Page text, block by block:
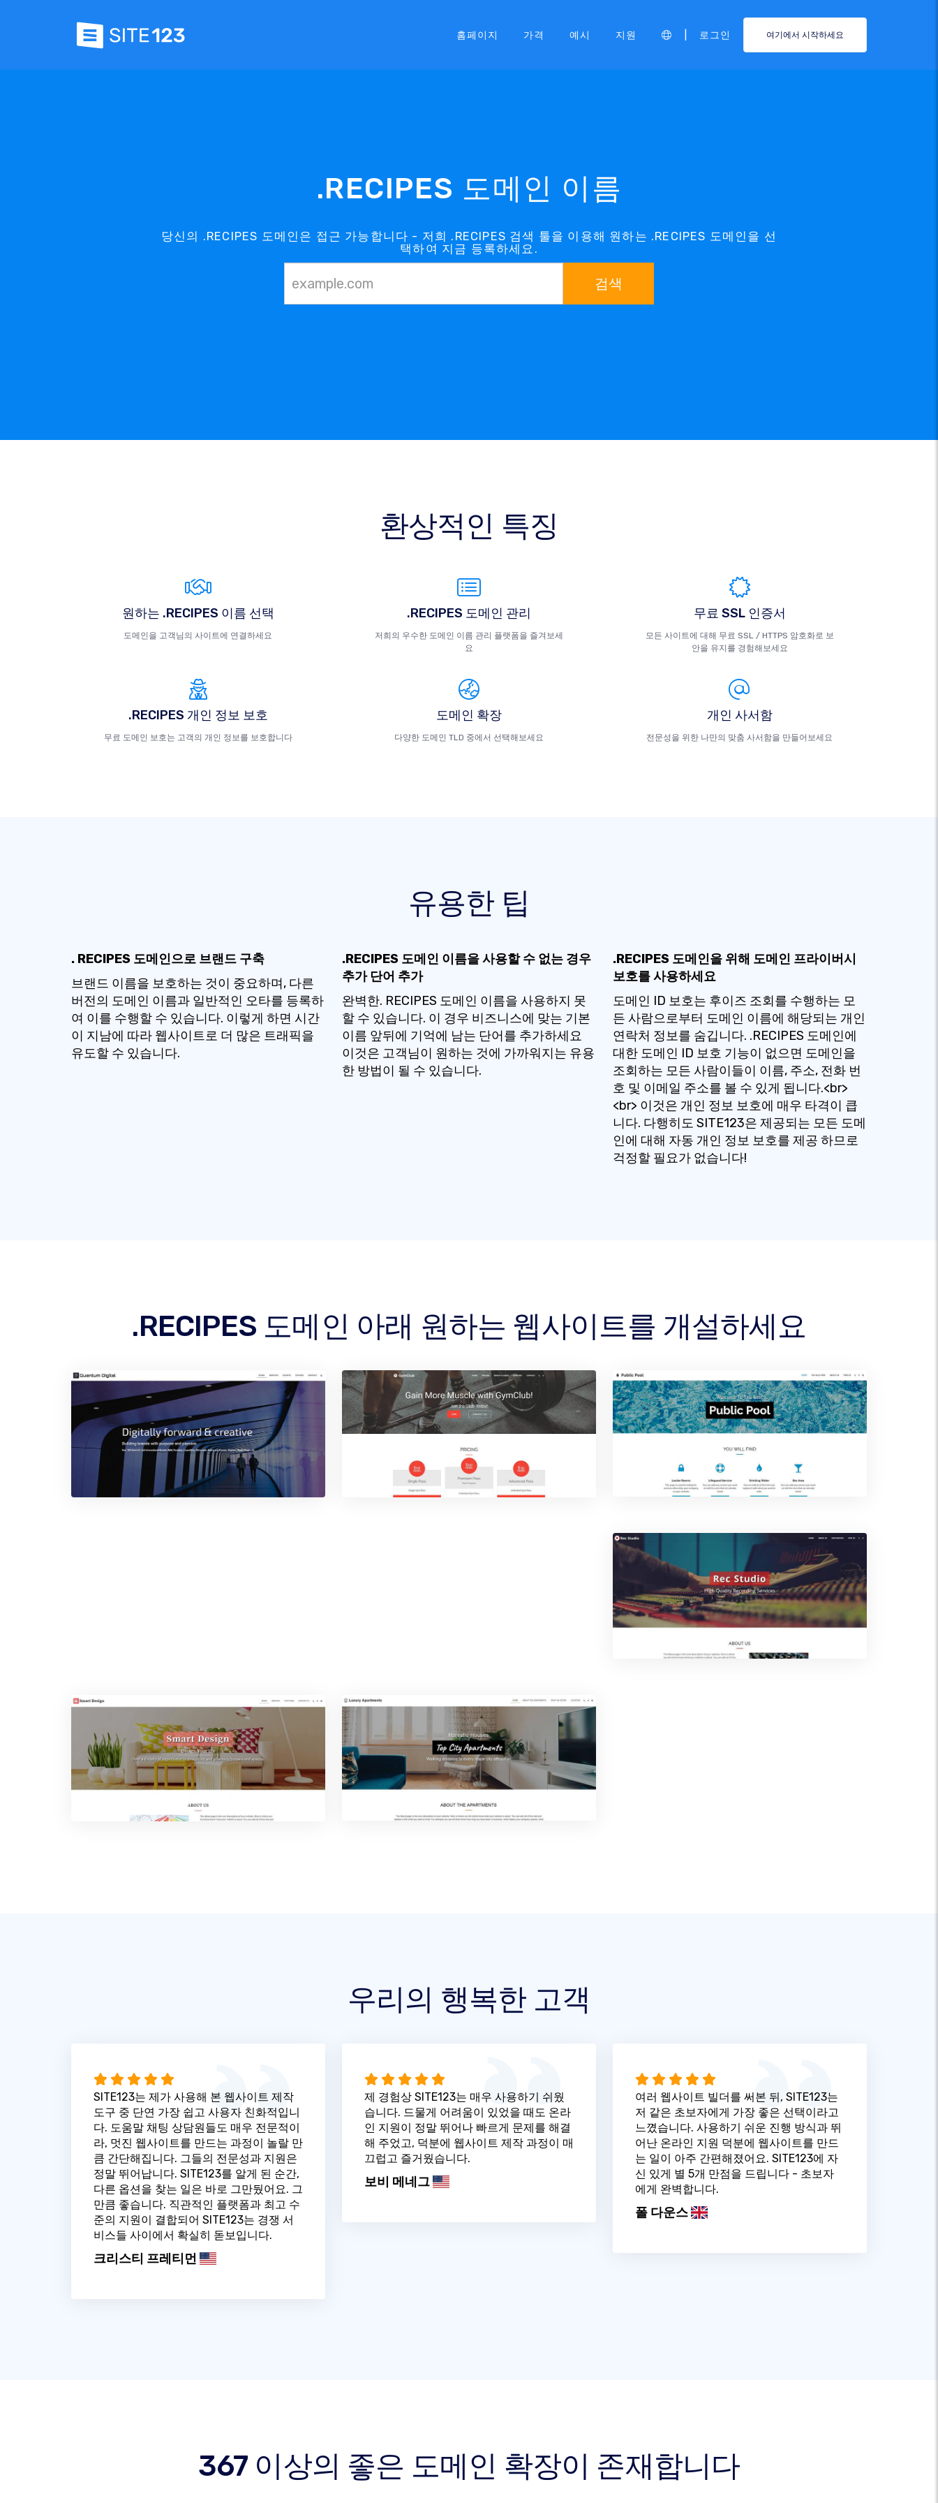
홈페이지 가격 예시 지원 로그인 여기에서 시작하세요
.RECIPES 도메인 이름
당신의 .RECIPES 도메인은 접근 가능합니다 - 저희 .RECIPES 검색 툴을 이용해 원하는 .RECIPES 도메인을 선
택하여 지금 등록하세요.
검색
환상적인 특징
원하는 .RECIPES 이름 선택
도메인을 고객님의 사이트에 연결하세요
.RECIPES 도메인 관리
저희의 우수한 도메인 이름 관리 플랫폼을 즐겨보세
요
무료 SSL 인증서
모든 사이트에 대해 무료 SSL / HTTPS 암호화로 보
안을 유지를 경험해보세요
.RECIPES 개인 정보 보호
무료 도메인 보호는 고객의 개인 정보를 보호합니다
도메인 확장
다양한 도메인 TLD 중에서 선택해보세요
개인 사서함
전문성을 위한 나만의 맞춤 사서함을 만들어보세요
유용한 팁
. RECIPES 도메인으로 브랜드 구축
브랜드 이름을 보호하는 것이 중요하며, 다른
버전의 도메인 이름과 일반적인 오타를 등록하
여 이를 수행할 수 있습니다. 이렇게 하면 시간
이 지남에 따라 웹사이트로 더 많은 트래픽을
유도할 수 있습니다.
.RECIPES 도메인 이름을 사용할 수 없는 경우
추가 단어 추가
완벽한. RECIPES 도메인 이름을 사용하지 못
할 수 있습니다. 이 경우 비즈니스에 맞는 기본
이름 앞뒤에 기억에 남는 단어를 추가하세요
이것은 고객님이 원하는 것에 가까워지는 유용
한 방법이 될 수 있습니다.
.RECIPES 도메인을 위해 도메인 프라이버시
보호를 사용하세요
도메인 ID 보호는 후이즈 조회를 수행하는 모
든 사람으로부터 도메인 이름에 해당되는 개인
연락처 정보를 숨깁니다. .RECIPES 도메인에
대한 도메인 ID 보호 기능이 없으면 도메인을
조회하는 모든 사람이들이 이름, 주소, 전화 번
호 및 이메일 주소를 볼 수 있게 됩니다.<br>
<br> 이것은 개인 정보 보호에 매우 타격이 큽
니다. 다행히도 SITE123은 제공되는 모든 도메
인에 대해 자동 개인 정보 보호를 제공 하므로
걱정할 필요가 없습니다!
.RECIPES 도메인 아래 원하는 웹사이트를 개설하세요
우리의 행복한 고객
SITE123는 제가 사용해 본 웹사이트 제작
도구 중 단연 가장 쉽고 사용자 친화적입니
다. 도움말 채팅 상담원들도 매우 전문적이
라, 멋진 웹사이트를 만드는 과정이 놀랄 만
큼 간단해집니다. 그들의 전문성과 지원은
정말 뛰어납니다. SITE123를 알게 된 순간,
다른 옵션을 찾는 일은 바로 그만뒀어요. 그
만큼 좋습니다. 직관적인 플랫폼과 최고 수
준의 지원이 결합되어 SITE123는 경쟁 서
비스들 사이에서 확실히 돋보입니다.
크리스티 프레티먼
제 경험상 SITE123는 매우 사용하기 쉬웠
습니다. 드물게 어려움이 있었을 때도 온라
인 지원이 정말 뛰어나 빠르게 문제를 해결
해 주었고, 덕분에 웹사이트 제작 과정이 매
끄럽고 즐거웠습니다.
보비 메네그
여러 웹사이트 빌더를 써본 뒤, SITE123는
저 같은 초보자에게 가장 좋은 선택이라고
느꼈습니다. 사용하기 쉬운 진행 방식과 뛰
어난 온라인 지원 덕분에 웹사이트를 만드
는 일이 아주 간편해졌어요. SITE123에 자
신 있게 별 5개 만점을 드립니다 - 초보자
에게 완벽합니다.
폴 다운스
367 이상의 좋은 도메인 확장이 존재합니다